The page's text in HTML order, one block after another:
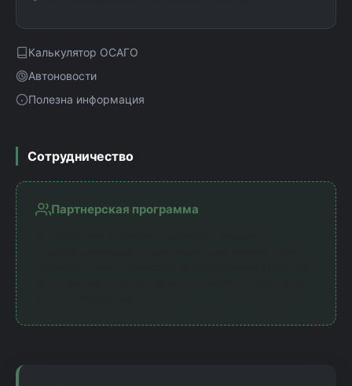
Калькулятор ОСАГО
Автоновости
Полезна информация
Сотрудничество
Партнерская программа